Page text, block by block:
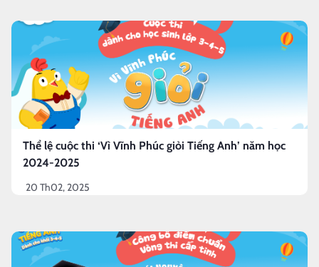
Thể lệ cuộc thi ‘Vì Vĩnh Phúc giỏi Tiếng Anh’ năm học
2024-2025
20 Th02, 2025